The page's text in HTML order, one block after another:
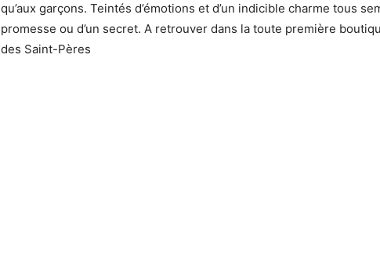
qu’aux garçons. Teintés d’émotions et d’un indicible charme tous
promesse ou d’un secret. A retrouver dans la toute première
des Saint-Pères